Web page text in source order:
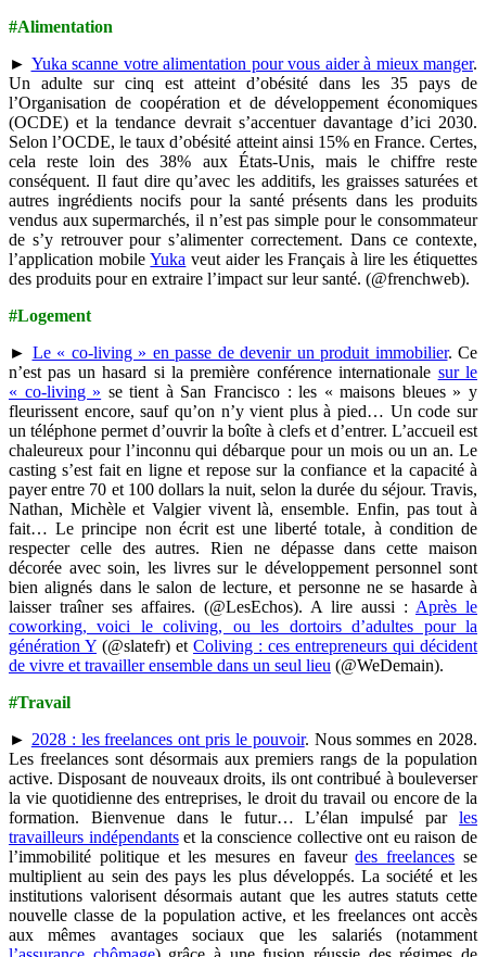
#Alimentation
► Yuka scanne votre alimentation pour vous aider à mieux manger.
Un adulte sur cinq est atteint d’obésité dans les 35 pays de
l’Organisation de coopération et de développement économiques
(OCDE) et la tendance devrait s’accentuer davantage d’ici 2030.
Selon l’OCDE, le taux d’obésité atteint ainsi 15% en France. Certes,
cela reste loin des 38% aux États-Unis, mais le chiffre reste
conséquent. Il faut dire qu’avec les additifs, les graisses saturées et
autres ingrédients nocifs pour la santé présents dans les produits
vendus aux supermarchés, il n’est pas simple pour le consommateur
de s’y retrouver pour s’alimenter correctement. Dans ce contexte,
l’application mobileYuka veut aider les Français à lire les étiquettes
des produits pour en extraire l’impact sur leur santé. (@frenchweb).
#Logement
► Le « co-living » en passe de devenir un produit immobilier. Ce
n’est pas un hasard si la première conférence internationale sur le
« co-living » se tient à San Francisco : les « maisons bleues » y
fleurissent encore, sauf qu’on n’y vient plus à pied… Un code sur
un téléphone permet d’ouvrir la boîte à clefs et d’entrer. L’accueil est
chaleureux pour l’inconnu qui débarque pour un mois ou un an. Le
casting s’est fait en ligne et repose sur la confiance et la capacité à
payer entre 70 et 100 dollars la nuit, selon la durée du séjour. Travis,
Nathan, Michèle et Valgier vivent là, ensemble. Enfin, pas tout à
fait… Le principe non écrit est une liberté totale, à condition de
respecter celle des autres. Rien ne dépasse dans cette maison
décorée avec soin, les livres sur le développement personnel sont
bien alignés dans le salon de lecture, et personne ne se hasarde à
laisser traîner ses affaires. (@LesEchos). A lire aussi : Après le
coworking, voici le coliving, ou les dortoirs d’adultes pour la
génération Y (@slatefr) et Coliving : ces entrepreneurs qui décident
de vivre et travailler ensemble dans un seul lieu (@WeDemain).
#Travail
► 2028 : les freelances ont pris le pouvoir. Nous sommes en 2028.
Les freelances sont désormais aux premiers rangs de la population
active. Disposant de nouveaux droits, ils ont contribué à bouleverser
la vie quotidienne des entreprises, le droit du travail ou encore de la
formation. Bienvenue dans le futur… L’élan impulsé par les
travailleurs indépendantset la conscience collective ont eu raison de
l’immobilité politique et les mesures en faveurdes freelances se
multiplient au sein des pays les plus développés. La société et les
institutions valorisent désormais autant que les autres statuts cette
nouvelle classe de la population active, et les freelances ont accès
aux mêmes avantages sociaux que les salariés (notamment